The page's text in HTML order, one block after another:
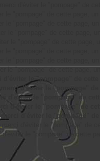
le "pompage" de cette page,
d'éviter le "pompage" de
merci d'éviter le "pompage"
d'éviter le "pompage" de
d'éviter le "pompage" de
merci d'éviter le "pompage"
merci d'éviter le "pompage" de
d'éviter le "pompage" de cette